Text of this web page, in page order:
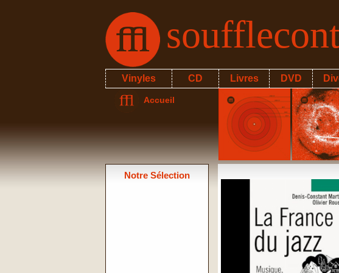
Vinyles CD Livres DVD
Accueil
Notre Sélection